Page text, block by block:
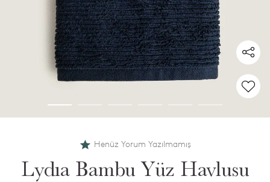
Henüz Yorum Yazılmamış
Lydıa Bambu Yüz Havlusu